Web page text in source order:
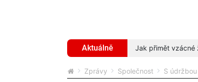
Aktuálně
kraj opravit, měnit je nebude Jak přimět vzácné
Zprávy Společnost S